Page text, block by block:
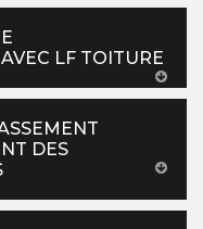
LF TOITURE
DES